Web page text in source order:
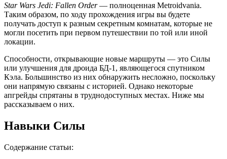
Star Wars Jedi: Fallen Order— полноценная Metroidvania.
Таким образом, по ходу прохождения игры вы будете
получать доступ к разным секретным комнатам, которые не
могли посетить при первом путешествии по той или иной
локации.
Способности, открывающие новые маршруты — это Силы
или улучшения для дроида БД-1, являющегося спутником
Кэла. Большинство из них обнаружить несложно, поскольку
они напрямую связаны с историей. Однако некоторые
апгрейды спрятаны в труднодоступных местах. Ниже мы
рассказываем о них.
Навыки Силы
Содержание статьи: